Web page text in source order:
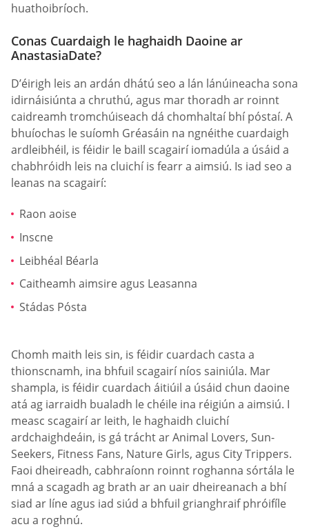
huathoibríoch.
Conas Cuardaigh le haghaidh Daoine ar
AnastasiaDate?
D’éirigh leis an ardán dhátú seo a lán lánúineacha sona
idirnáisiúnta a chruthú, agus mar thoradh ar roinnt
caidreamh tromchúiseach dá chomhaltaí bhí póstaí. A
bhuíochas le suíomh Gréasáin na ngnéithe cuardaigh
ardleibhéil, is féidir le baill scagairí iomadúla a úsáid a
chabhróidh leis na cluichí is fearr a aimsiú. Is iad seo a
leanas na scagairí:
Raon aoise
Inscne
Leibhéal Béarla
Caitheamh aimsire agus Leasanna
Stádas Pósta
Chomh maith leis sin, is féidir cuardach casta a
thionscnamh, ina bhfuil scagairí níos sainiúla. Mar
shampla, is féidir cuardach áitiúil a úsáid chun daoine
atá ag iarraidh bualadh le chéile ina réigiún a aimsiú. I
measc scagairí ar leith, le haghaidh cluichí
ardchaighdeáin, is gá trácht ar Animal Lovers, Sun-
Seekers, Fitness Fans, Nature Girls, agus City Trippers.
Faoi dheireadh, cabhraíonn roinnt roghanna sórtála le
mná a scagadh ag brath ar an uair dheireanach a bhí
siad ar líne agus iad siúd a bhfuil grianghraif phróifíle
acu a roghnú.